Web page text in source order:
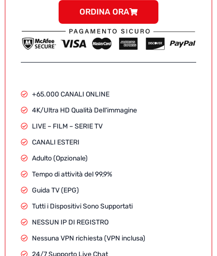
ORDINA ORA
+65.000 CANALI ONLINE
4K/Ultra HD Qualità Dell'immagine
LIVE – FILM – SERIE TV
CANALI ESTERI
Adulto (Opzionale)
Tempo di attività del 99,9%
Guida TV (EPG)
Tutti i Dispositivi Sono Supportati
NESSUN IP DI REGISTRO
Nessuna VPN richiesta (VPN inclusa)
24/7 Supporto Live Chat